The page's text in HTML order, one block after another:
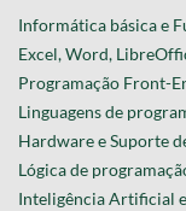
Informática básica e
Excel, Word,
Programação Front-
Linguagens de
Hardware e Suporte
Lógica de
Inteligência Artificial e